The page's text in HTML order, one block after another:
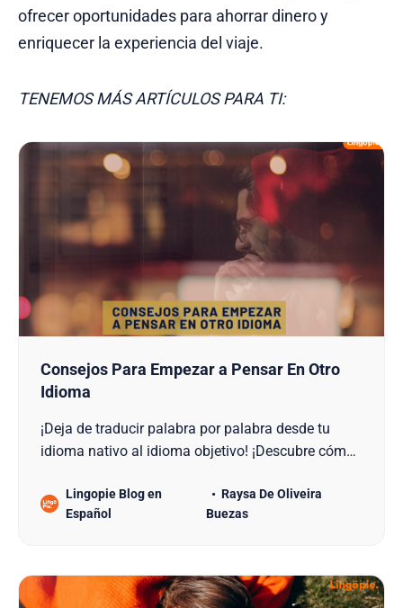
ofrecer oportunidades para ahorrar dinero y
enriquecer la experiencia del viaje.
TENEMOS MÁS ARTÍCULOS PARA TI:
Consejos Para Empezar a Pensar En Otro
Idioma
¡Deja de traducir palabra por palabra desde tu
idioma nativo al idioma objetivo! ¡Descubre cómo
métodos para aprender idiomas! Ya tienes buenas
habilidades lingüísticas y puedes hablar y
Lingopie Blog en
Español
Raysa De Oliveira
Buezas